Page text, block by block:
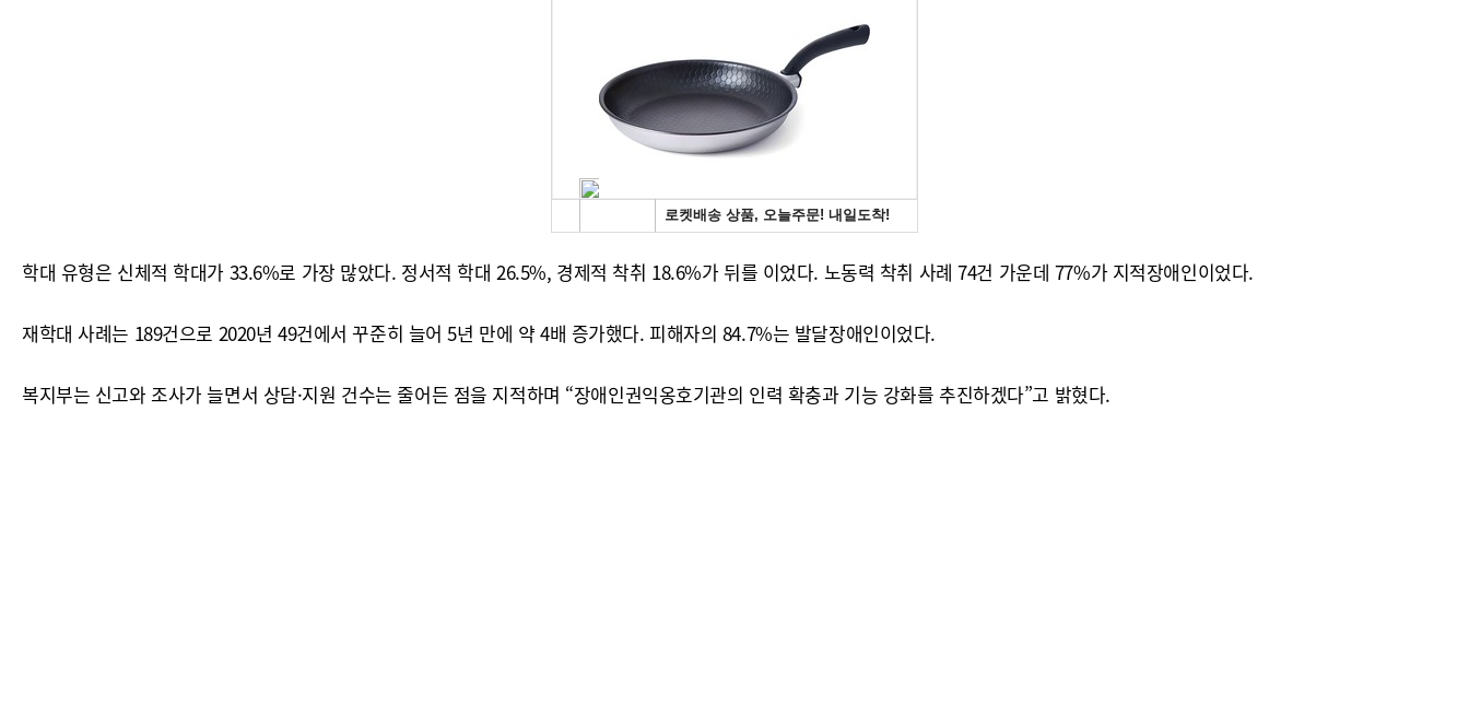
학대 유형은 신체적 학대가 33.6%로 가장 많았다. 정서적 학대 26.5%, 경제적 착취 18.6%가 뒤를 이었다. 노동력 착취 사례 74건 가운데 77%가 지적장애인이었다.
재학대 사례는 189건으로 2020년 49건에서 꾸준히 늘어 5년 만에 약 4배 증가했다. 피해자의 84.7%는 발달장애인이었다.
복지부는 신고와 조사가 늘면서 상담·지원 건수는 줄어든 점을 지적하며 “장애인권익옹호기관의 인력 확충과 기능 강화를 추진하겠다”고 밝혔다.